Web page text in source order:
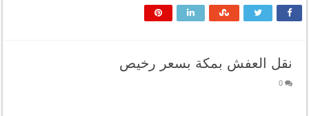
نقل العفش بمكة بسعر رخيص
0